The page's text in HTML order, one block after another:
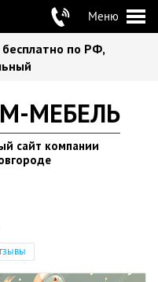
Меню
бесплатно по РФ,
МЕБЕЛЬ
сайт компании